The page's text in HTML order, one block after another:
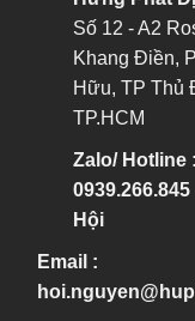
Số 12 - A2
Khang Điền,
Hữu, TP Thủ
TP.HCM
Zalo/ Hotline :
0939.266.845
Hội
Email :